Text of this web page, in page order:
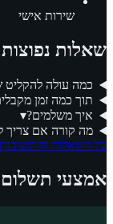
שירות אישי
שאלות נפוצות
כמה עולה להקליט
תוך כמה זמן
איך משלמים?▾
מה קורה אם צריך
כל השאלות והתשובות
אמצעי תשלום